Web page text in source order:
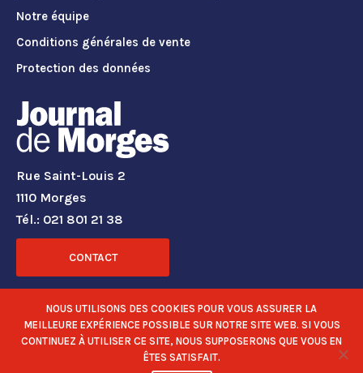
Notre équipe
Conditions générales de vente
Protection des données
Rue Saint-Louis 2
1110 Morges
Tél.: 021 801 21 38
CONTACT
RÉSEAUX SOCIAUX
NOUS UTILISONS DES COOKIES POUR VOUS ASSURER LA
MEILLEURE EXPÉRIENCE POSSIBLE SUR NOTRE SITE WEB. SI VOUS
CONTINUEZ À UTILISER CE SITE, NOUS SUPPOSERONS QUE VOUS EN
ÊTES SATISFAIT.